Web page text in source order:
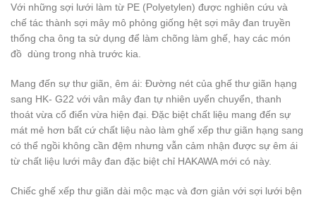
Với những sợi lưới làm từ PE (Polyetylen) được nghiên cứu và
chế tác thành sợi mây mô phỏng giống hệt sợi mây đan truyền
thống cha ông ta sử dụng để làm chõng làm ghế, hay các món
đồ dùng trong nhà trước kia.
Mang đến sự thư giãn, êm ái: Đường nét của ghế thư giãn hạng
sang HK- G22 với vân mây đan tự nhiên uyển chuyển, thanh
thoát vừa cổ điển vừa hiện đại. Đặc biệt chất liệu mang đến sự
mát mẻ hơn bất cứ chất liệu nào làm ghế xếp thư giãn hạng sang
có thể ngồi không cần đệm nhưng vẫn cảm nhận được sự êm ái
từ chất liệu lưới mây đan đặc biệt chỉ HAKAWA mới có này.
Chiếc ghế xếp thư giãn dài mộc mạc và đơn giản với sợi lưới bện